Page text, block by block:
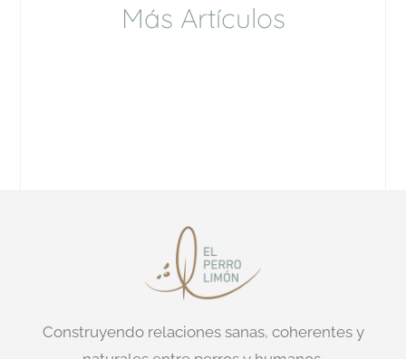
Más Artículos
Construyendo relaciones sanas, coherentes y